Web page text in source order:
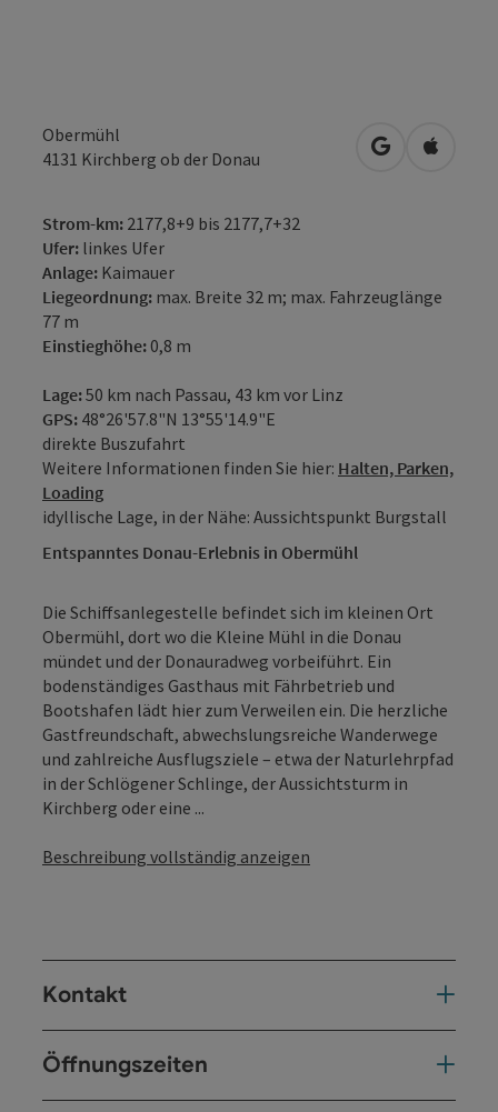
Obermühl
4131 Kirchberg ob der Donau in Google
in
Strom-km: 2177,8+9 bis 2177,7+32
Ufer: linkes Ufer
Anlage: Kaimauer
Liegeordnung: max. Breite 32 m; max. Fahrzeuglänge
77 m
Einstieghöhe:0,8 m
Lage:50 km nach Passau, 43 km vor Linz
GPS: 48°26'57.8"N 13°55'14.9"E
direkte Buszufahrt
Weitere Informationen finden Sie hier: Halten, Parken,
Loading
idyllische Lage, in der Nähe: Aussichtspunkt Burgstall
Entspanntes Donau-Erlebnis in Obermühl
Die Schiffsanlegestelle befindet sich im kleinen Ort
Obermühl, dort wo die Kleine Mühl in die Donau
mündet und der Donauradweg vorbeiführt. Ein
bodenständiges Gasthaus mit Fährbetrieb und
Bootshafen lädt hier zum Verweilen ein. Die herzliche
Gastfreundschaft, abwechslungsreiche Wanderwege
und zahlreiche Ausflugsziele – etwa der Naturlehrpfad
in der Schlögener Schlinge, der Aussichtsturm in
Kirchberg oder eine ...
Beschreibung vollständig anzeigen
Kontakt
Öffnungszeiten